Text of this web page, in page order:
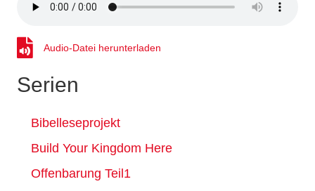
Audio-Datei herunterladen
Audio-Datei herunterladen
Serien
Bibelleseprojekt
Build Your Kingdom Here
Offenbarung Teil1